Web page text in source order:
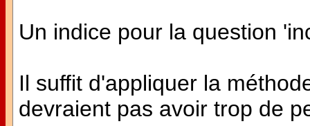
Un indice pour la question
Il suffit d'appliquer la
devraient pas avoir trop de